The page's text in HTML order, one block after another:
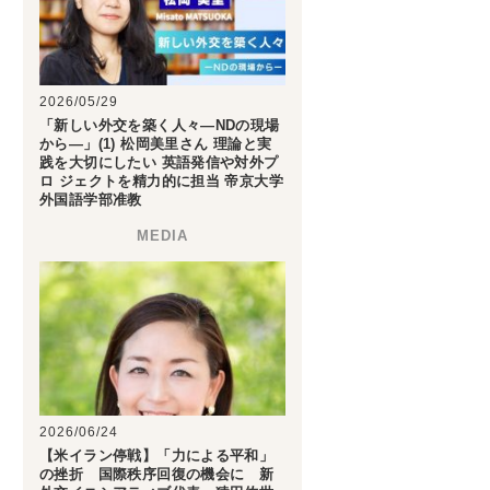
2026/05/29
「新しい外交を築く人々―NDの現場
から―」(1) 松岡美里さん 理論と実
践を大切にしたい 英語発信や対外プ
ロ ジェクトを精力的に担当 帝京大学
外国語学部准教
2026/06/24
【米イラン停戦】「力による平和」
の挫折 国際秩序回復の機会に 新